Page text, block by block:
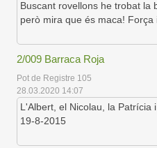
Buscant rovellons he trobat la
però mira que és maca! Força
2/009 Barraca Roja
Pot de Registre 105
28.03.2020 14:07
L'Albert, el Nicolau, la Patrícia
19-8-2015